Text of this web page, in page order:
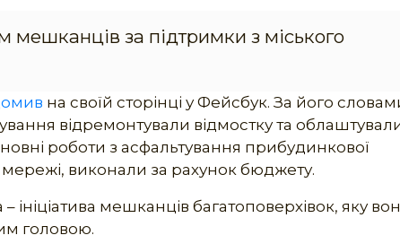
мешканців за підтримки з міського
на своїй сторінці у Фейсбук. За його
відремонтували відмостку та
роботи з асфальтування прибудинкової
мережі, виконали за рахунок бюджету.
мешканців багатоповерхівок, яку
головою.